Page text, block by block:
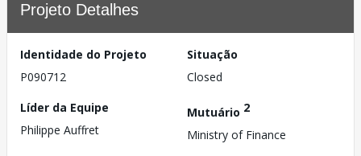
Projeto Detalhes
Identidade do Projeto
P090712
Situação
Closed
Líder da Equipe
Philippe Auffret
Mutuário 2
Ministry of Finance